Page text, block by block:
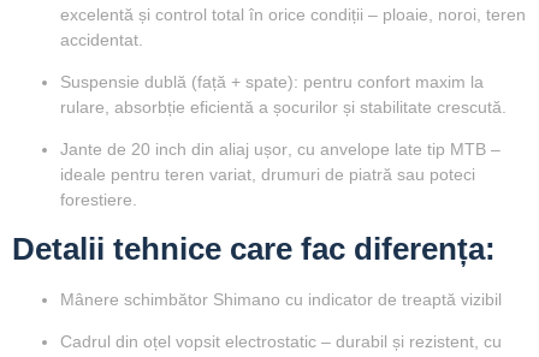
excelentă și control total în orice condiții – ploaie, noroi, teren
accidentat.
Suspensie dublă (față + spate): pentru confort maxim la
rulare, absorbție eficientă a șocurilor și stabilitate crescută.
Jante de 20 inch din aliaj ușor, cu anvelope late tip MTB –
ideale pentru teren variat, drumuri de piatră sau poteci
forestiere.
Detalii tehnice care fac diferența:
Mânere schimbător Shimano cu indicator de treaptă vizibil
Cadrul din oțel vopsit electrostatic – durabil și rezistent, cu